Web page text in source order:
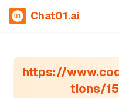
Chat01.ai
https://
tions/